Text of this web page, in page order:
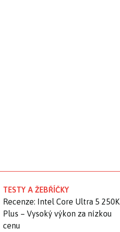
TESTY A ŽEBŘÍČKY
Recenze: Intel Core Ultra 5 250K
Plus – Vysoký výkon za nízkou
cenu